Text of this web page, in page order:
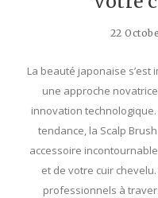
22
La beauté japonaise
une approche
innovation
tendance, la Scalp
accessoire
et de votre cuir
professionnels à